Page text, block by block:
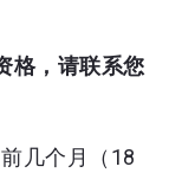
格，请联系您
几个月（18